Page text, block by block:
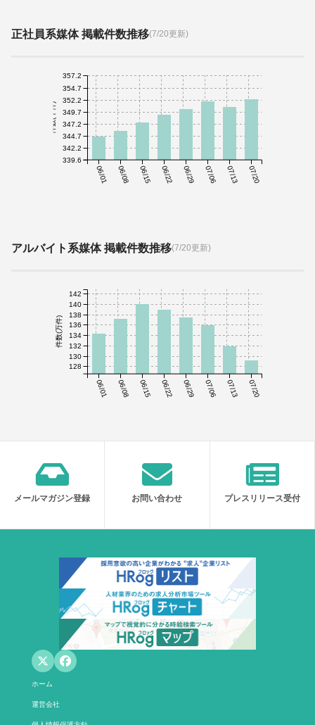
正社員系媒体 掲載件数推移(7/20更新)
06/01 06/08 06/15 06/22 06/29 07/06 07/13 07/20
件数(千件)
339.6
342.2
344.7
347.2
349.7
352.2
354.7
357.2
アルバイト系媒体 掲載件数推移(7/20更新)
06/01 06/08 06/15 06/22 06/29 07/06 07/13 07/20
件数(万件)
128
130
132
134
136
138
140
142
メールマガジン登録 お問い合わせ プレスリリース受付
ホーム
運営会社